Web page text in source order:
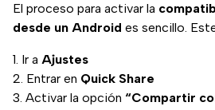
El proceso para activar la
desde un Android es sencillo.
Ir a Ajustes
Entrar en Quick Share
Activar la opción “Compartir